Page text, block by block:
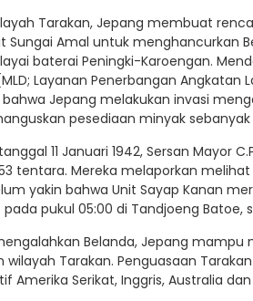
Tarakan, Jepang membuat
Sungai Amal untuk menghancurkan
baterai Peningki-Karoengan.
Layanan Penerbangan Angkatan
Jepang melakukan invasi
pesediaan minyak sebanyak
11 Januari 1942, Sersan Mayor
tentara. Mereka melaporkan
yakin bahwa Unit Sayap Kanan
pukul 05:00 di Tandjoeng Batoe,
Belanda, Jepang
Tarakan. Penguasaan
Amerika Serikat, Inggris, Australia